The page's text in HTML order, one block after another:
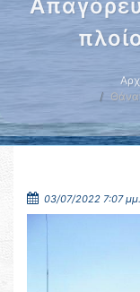
03/07/2022 7:07 μμ.